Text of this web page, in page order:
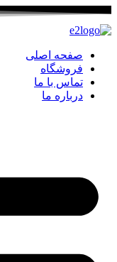
صفحه اصلی
فروشگاه
تماس با ما
درباره ما